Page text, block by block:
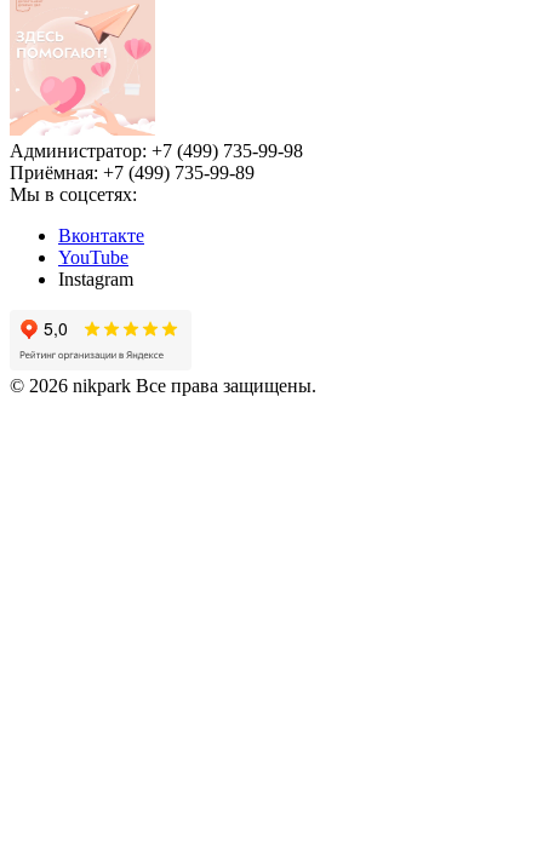
Администратор: +7 (499) 735-99-98
Приёмная: +7 (499) 735-99-89
Мы в соцсетях:
Вконтакте
YouTube
Instagram
© 2026 nikpark Все права защищены.